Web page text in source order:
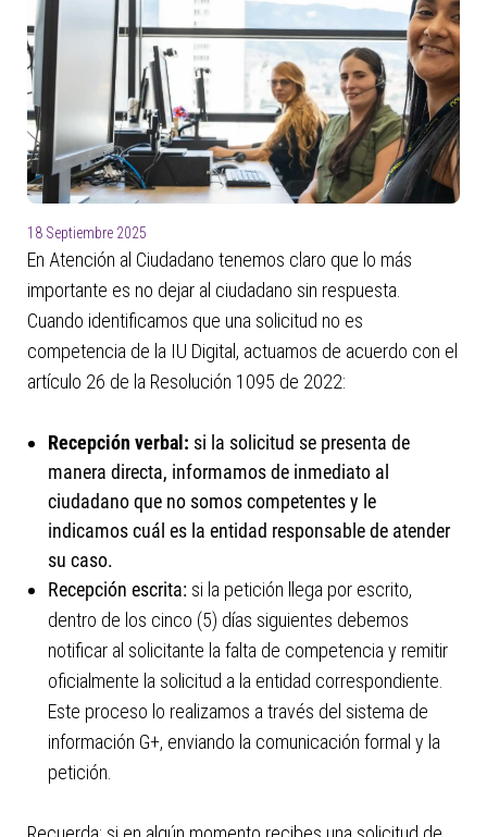
navigate
interact
with
content.
18 Septiembre 2025
En Atención al Ciudadano tenemos claro que lo más
importante es no dejar al ciudadano sin respuesta.
Cuando identificamos que una solicitud no es
competencia de la IU Digital, actuamos de acuerdo con el
artículo 26 de la Resolución 1095 de 2022:
Recepción verbal: si la solicitud se presenta de
manera directa, informamos de inmediato al
ciudadano que no somos competentes y le
indicamos cuál es la entidad responsable de atender
su caso.
Recepción escrita: si la petición llega por escrito,
dentro de los cinco (5) días siguientes debemos
notificar al solicitante la falta de competencia y remitir
oficialmente la solicitud a la entidad correspondiente.
Este proceso lo realizamos a través del sistema de
información G+, enviando la comunicación formal y la
petición.